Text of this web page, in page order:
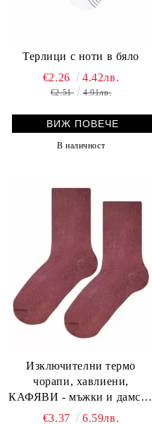
Терлици с ноти в бяло
€2.26 4.42лв.
€2.51 4.91лв.
ВИЖ ПОВЕЧЕ
В наличност
Изключителни термо
чорапи, хавлиени,
КАФЯВИ - мъжки и дамски
размери
€3.37 6.59лв.